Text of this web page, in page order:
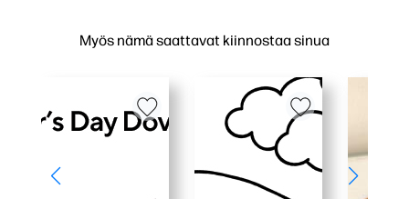
Myös nämä saattavat kiinnostaa sinua